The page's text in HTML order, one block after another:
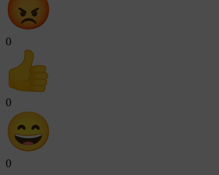
0
0
0